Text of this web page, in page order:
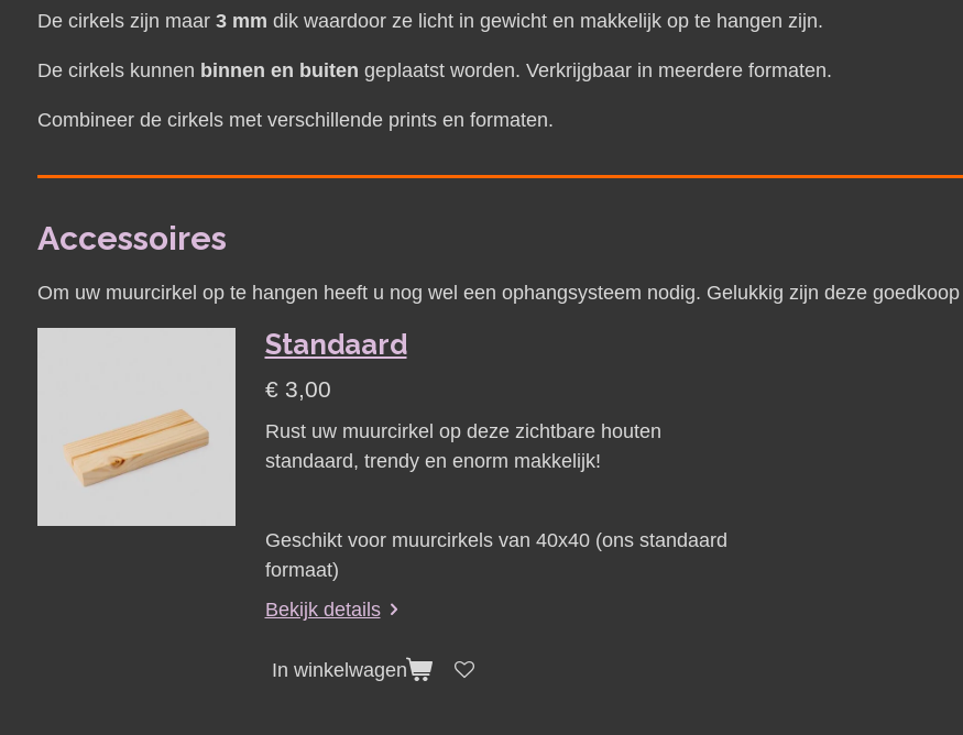
De cirkels zijn maar 3 mm dik waardoor ze licht in gewicht en makkelijk op te hangen zijn.
De cirkels kunnen binnen en buiten geplaatst worden. Verkrijgbaar in meerdere formaten.
Combineer de cirkels met verschillende prints en formaten.
Accessoires
Om uw muurcirkel op te hangen heeft u nog wel een ophangsysteem nodig. Gelukkig zijn deze
Standaard
€ 3,00
Rust uw muurcirkel op deze zichtbare houten
standaard, trendy en enorm makkelijk!
Geschikt voor muurcirkels van 40x40 (ons standaard
formaat)
Bekijk details
In winkelwagen